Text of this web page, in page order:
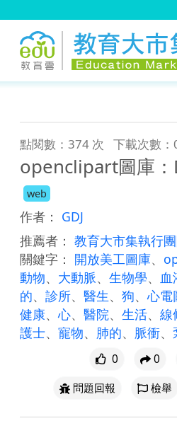
點閱數：374 次 下載次數：
openclipart圖庫：
web
作者： GDJ
推薦者： 教育大市集執行
關鍵字： 開放美工圖庫、
動物、 大動脈、 生物學、 血
的、 診所、 醫生、 狗、心電
健康、心、 醫院、 生活、 線
護士、 寵物、 肺的、 脈衝、
0 0
問題回報
檢舉